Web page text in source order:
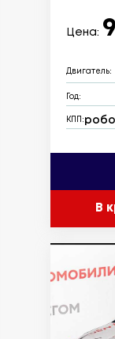
Цена:
Двигатель:
Год:
КПП:
В